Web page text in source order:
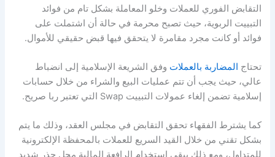
التقابض الفوري للعملات وخلو المعاملة بشكل تام من فوائد
التبييت الربوية، حيث تصبح محرمة في حالة أن اشتملت على
فوائد أو كانت مجرد مقامرة لا يتحقق فيها قبض حقيقي للأموال.
تحتاج المضاربة بالعملاتوفق الشريعة الإسلامية إلى انضباط
عالي، حيث يجب أن تتم عمليات البيع والشراء من خلال حسابات
إسلامية تضمن إلغاء عمولات التبييت Swap التي تعتبر ربا صريح.
كما يشترط الفقهاء تحقق التقابض في مجلس العقد، وذلك ما يتم
بشكل تقني من خلال القيد السريع للعملات بالمحفظة الإلكترونية
للمتداول، ومع ذلك يبقى استخدام الرافعة المالية محل حذر شديد